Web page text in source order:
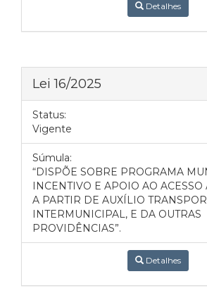
Detalhes
Lei 16/2025
Status:
Vigente
Súmula:
“DISPÕE SOBRE PROGRAMA
INCENTIVO E APOIO AO ACESSO
A PARTIR DE AUXÍLIO
INTERMUNICIPAL, E DA OUTRAS
PROVIDÊNCIAS”.
Detalhes